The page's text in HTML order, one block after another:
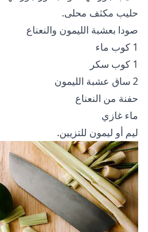
حليب مكثف محلى.
صودا بعشبة الليمون والنعناع
1 كوب ماء
1 كوب سكر
2 ساق عشبة الليمون
حفنة من النعناع
ماء غازي
ليم أو ليمون للتزيين.